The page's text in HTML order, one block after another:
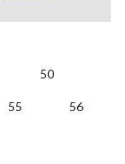
50
55 56